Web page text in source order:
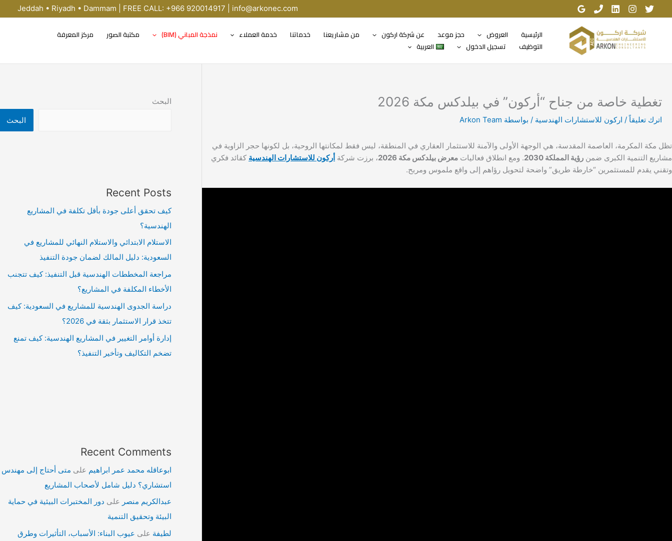
تخطي
إلى
Jeddah • Riyadh • Dammam | FREE CALL: +966 920014917 | info@arkonec.com
الرئيسية العروض حجز موعد عن شركة اركون من مشاريعنا خدماتنا خدمة العملاء نمذجة المباني (BIM) مكتبة الصور
مركز المعرفة
التوظيف
تسجيل الدخول العربية
تغطية خاصة من جناح “أركون” في بيلدكس مكة 2026
اترك تعليقاً / اركون للاستشارات الهندسية / بواسطة Arkon Team
تظل مكة المكرمة، العاصمة المقدسة، هي الوجهة الأولى والآمنة للاستثمار العقاري في المنطقة، ليس فقط لمكانتها الروحية، بل لكونها حجر الزاوية في
مشاريع التنمية الكبرى ضمن رؤية المملكة 2030 . ومع انطلاق فعاليات معرض بيلدكس مكة 2026 ، برزت شركة أركون للاستشارات الهندسية كقائد فكري
وتقني يقدم للمستثمرين “خارطة طريق” واضحة لتحويل رؤاهم إلى واقع ملموس ومربح.
البحث
البحث
Recent Posts
كيف تحقق أعلى جودة بأقل تكلفة في المشاريع
الهندسية؟
الاستلام الابتدائي والاستلام النهائي للمشاريع في
السعودية: دليل المالك لضمان جودة التنفيذ
مراجعة المخططات الهندسية قبل التنفيذ: كيف تتجنب
الأخطاء المكلفة في المشاريع؟
دراسة الجدوى الهندسية للمشاريع في السعودية: كيف
تتخذ قرار الاستثمار بثقة في 2026؟
إدارة أوامر التغيير في المشاريع الهندسية: كيف تمنع
تضخم التكاليف وتأخير التنفيذ؟
Recent Comments
ابوعاقله محمد عمر ابراهيم على متى أحتاج إلى مهندس
استشاري؟ دليل شامل لأصحاب المشاريع
عبدالكريم منصر على دور المختبرات البيئية في حماية
البيئة وتحقيق التنمية
لطيفة على عيوب البناء: الأسباب، التأثيرات وطرق